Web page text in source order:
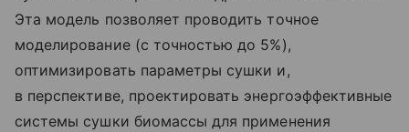
Эта модель позволяет проводить точное
моделирование (с точностью до 5%),
оптимизировать параметры сушки и,
в перспективе, проектировать энергоэффективные
системы сушки биомассы для применения